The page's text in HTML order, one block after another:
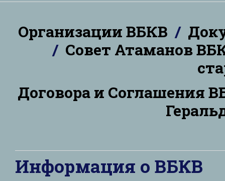
Организации ВБКВ /
/ Совет Атаманов
Договора и Соглашения
Информация о ВБКВ